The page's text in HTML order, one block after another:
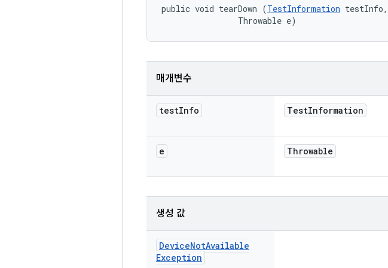
public void tearDown (TestInformation testInfo,
                Throwable e)
매개변수
testInfo TestInformation
e Throwable
생성 값
DeviceNotAvailable
Exception